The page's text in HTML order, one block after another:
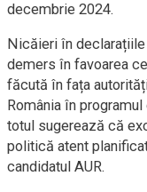
decembrie 2024.
Nicăieri în declarațiile
demers în favoarea
făcută în fața
România în
totul sugerează că
politică atent
candidatul AUR.